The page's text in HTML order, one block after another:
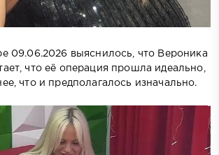
09.06.2026 выяснилось, что Вероника
что её операция прошла идеально,
что и предполагалось изначально.